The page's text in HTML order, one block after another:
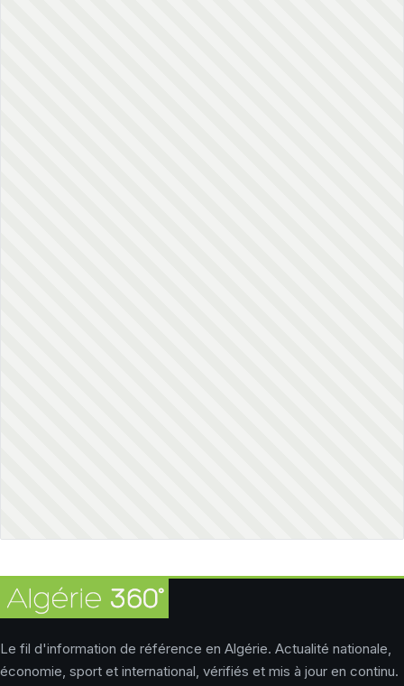
Le fil d'information de référence en Algérie. Actualité nationale,
économie, sport et international, vérifiés et mis à jour en continu.